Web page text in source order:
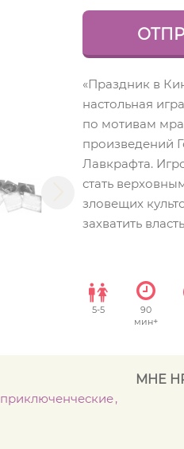
«Праздник в
настольная
по мотивам
произведений
Лавкрафта.
стать
зловещих
захватить
5-5
90
мин+
приключенческие
МНЕ